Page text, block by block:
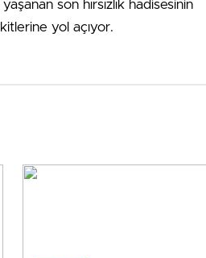
yaşanan son hırsızlık hadisesinin
yol açıyor.